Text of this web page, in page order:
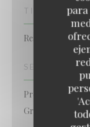
TIPO DE
Restaurant -
SERVICIOS
Proveedor,
Gratuito,